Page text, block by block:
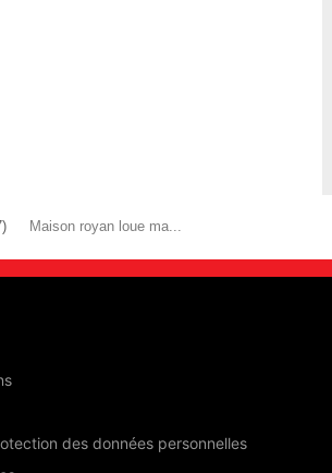
Maison royan loue ma...
des données personnelles